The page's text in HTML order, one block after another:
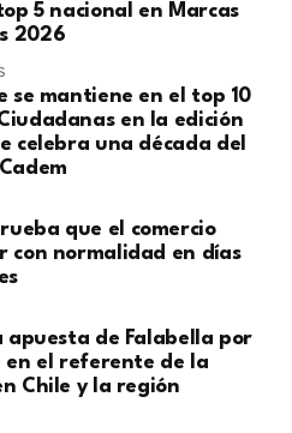
5 nacional en Marcas
2026
se mantiene en el top 10
en la edición
celebra una década del
que el comercio
con normalidad en días
apuesta de Falabella por
en el referente de la
Chile y la región